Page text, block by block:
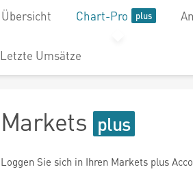
Übersicht Chart-Pro
Letzte Umsätze
Markets
Loggen Sie sich in Ihren Markets plus